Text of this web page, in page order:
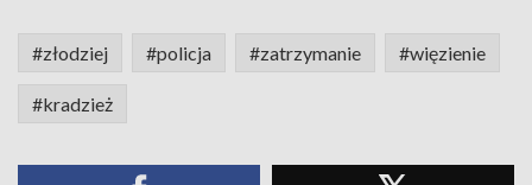
#złodziej #policja #zatrzymanie #więzienie
#kradzież